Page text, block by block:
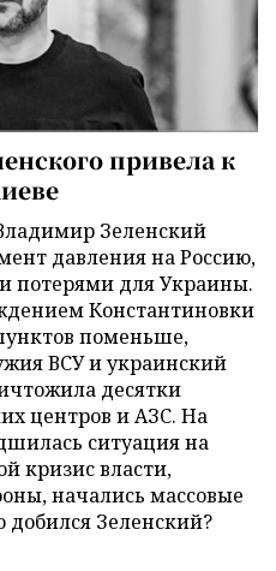
привела к
Зеленский
давления на Россию,
потерями для Украины.
Константиновки
поменьше,
ВСУ и украинский
десятки
центров и АЗС. На
ситуация на
кризис власти,
начались массовые
добился Зеленский?